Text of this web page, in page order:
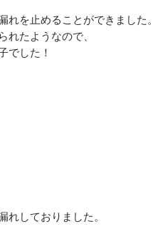
を止めることができました。
れたようなので、
でした！
れしておりました。